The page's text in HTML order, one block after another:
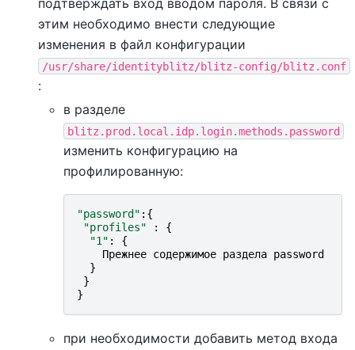
подтверждать вход вводом пароля. В связи с
этим необходимо внести следующие
изменения в файл конфигурации
/usr/share/identityblitz/blitz-config/blitz.conf
:
в разделе
blitz.prod.local.idp.login.methods.password
изменить конфигурацию на
профилированную:
"password" :{
"profiles"
:
{
"1" :
{
Прежнее содержимое раздела password
}
}
}
при необходимости добавить метод входа